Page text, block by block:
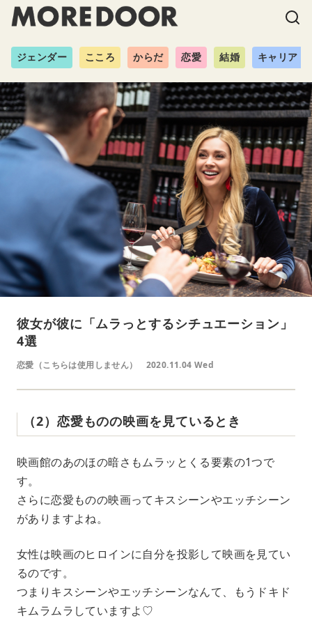
ジェンダー こころ からだ 恋愛 結婚 キャリア
彼女が彼に「ムラっとするシチュエーション」
4選
恋愛（こちらは使用しません） 2020.11.04 Wed
（2）恋愛ものの映画を見ているとき
映画館のあのほの暗さもムラッとくる要素の1つで
す。
さらに恋愛ものの映画ってキスシーンやエッチシーン
がありますよね。
女性は映画のヒロインに自分を投影して映画を見てい
るのです。
つまりキスシーンやエッチシーンなんて、もうドキド
キムラムラしていますよ♡